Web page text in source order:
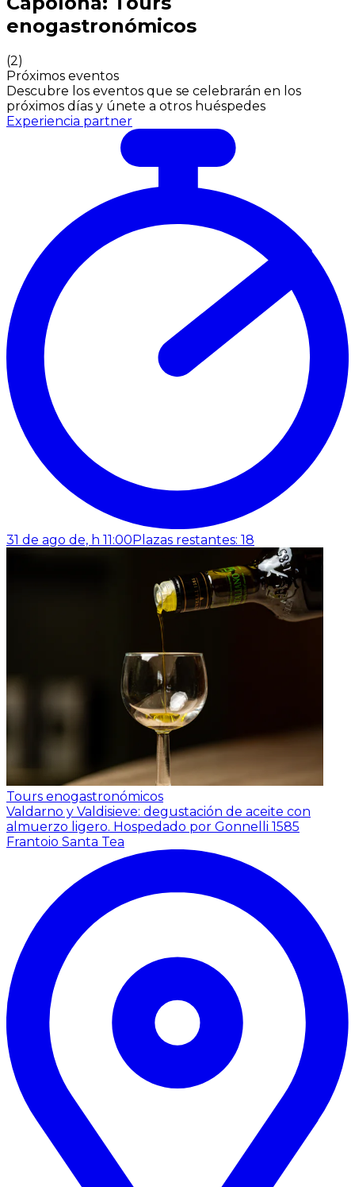
enogastronómicos
(2)
Próximos eventos
Descubre los eventos que se celebrarán en los
próximos días y únete a otros huéspedes
Experiencia partner
31 de ago de, h 11:00 Plazas restantes: 18
Tours enogastronómicos
Valdarno y Valdisieve: degustación de aceite con
almuerzo ligero. Hospedado por Gonnelli 1585
Frantoio Santa Tea